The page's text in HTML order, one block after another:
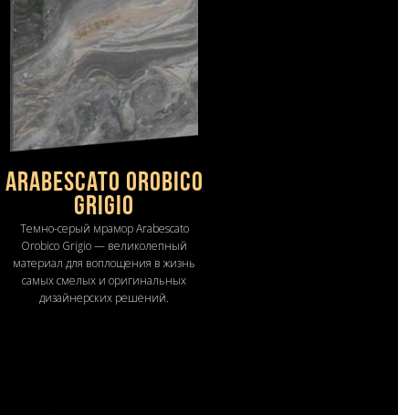
Arabescato Orobico
Grigio
Темно-серый мрамор Arabescato
Orobico Grigio — великолепный
материал для воплощения в жизнь
самых смелых и оригинальных
дизайнерских решений.